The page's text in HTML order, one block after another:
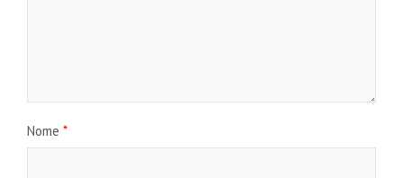
Nome *